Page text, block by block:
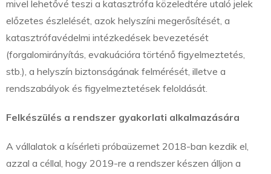
mivel lehetővé teszi a katasztrófa közeledtére utaló jelek
előzetes észlelését, azok helyszíni megerősítését, a
katasztrófavédelmi intézkedések bevezetését
(forgalomirányítás, evakuációra történő figyelmeztetés,
stb.), a helyszín biztonságának felmérését, illetve a
rendszabályok és figyelmeztetések feloldását.
Felkészülés a rendszer gyakorlati alkalmazására
A vállalatok a kísérleti próbaüzemet 2018-ban kezdik el,
azzal a céllal, hogy 2019-re a rendszer készen álljon a